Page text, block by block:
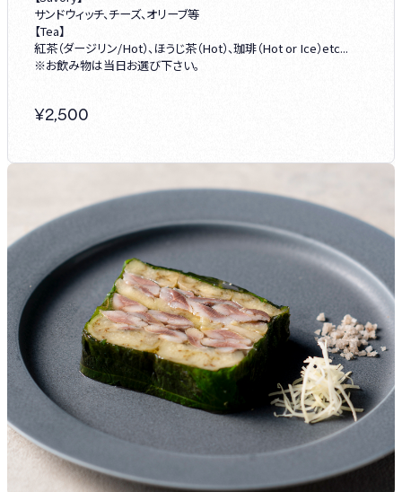
サンドウィッチ、チーズ、オリーブ等
【Tea】
紅茶（ダージリン/Hot）、ほうじ茶（Hot）、珈琲（Hot or Ice）etc...
※お飲み物は当日お選び下さい。
¥2,500